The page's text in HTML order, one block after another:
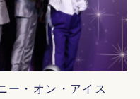
ー・オン・アイス